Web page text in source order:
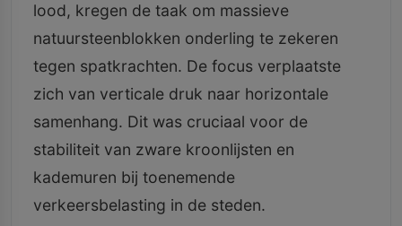
lood, kregen de taak om massieve
natuursteenblokken onderling te zekeren
tegen spatkrachten. De focus verplaatste
zich van verticale druk naar horizontale
samenhang. Dit was cruciaal voor de
stabiliteit van zware kroonlijsten en
kademuren bij toenemende
verkeersbelasting in de steden.